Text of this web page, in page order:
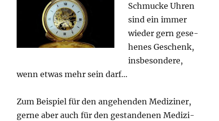
Schmu­cke Uhren
sind ein immer
wie­der gern gese­
he­nes Geschenk,
ins­be­son­de­re,
wenn etwas mehr sein darf…
Zum Bei­spiel für den ange­hen­den Medi­zi­ner,
ger­ne aber auch für den gestan­de­nen Medi­zi­